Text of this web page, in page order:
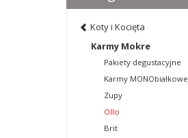
Koty i Kocięta
Karmy Mokre
Pakiety degustacyjne
Karmy MONObiałkowe
Zupy
Ollo
Brit